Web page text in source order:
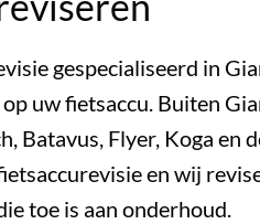
gespecialiseerd in
uw fietsaccu. Buiten
, Batavus, Flyer, Koga en
en wij
toe is aan onderhoud.